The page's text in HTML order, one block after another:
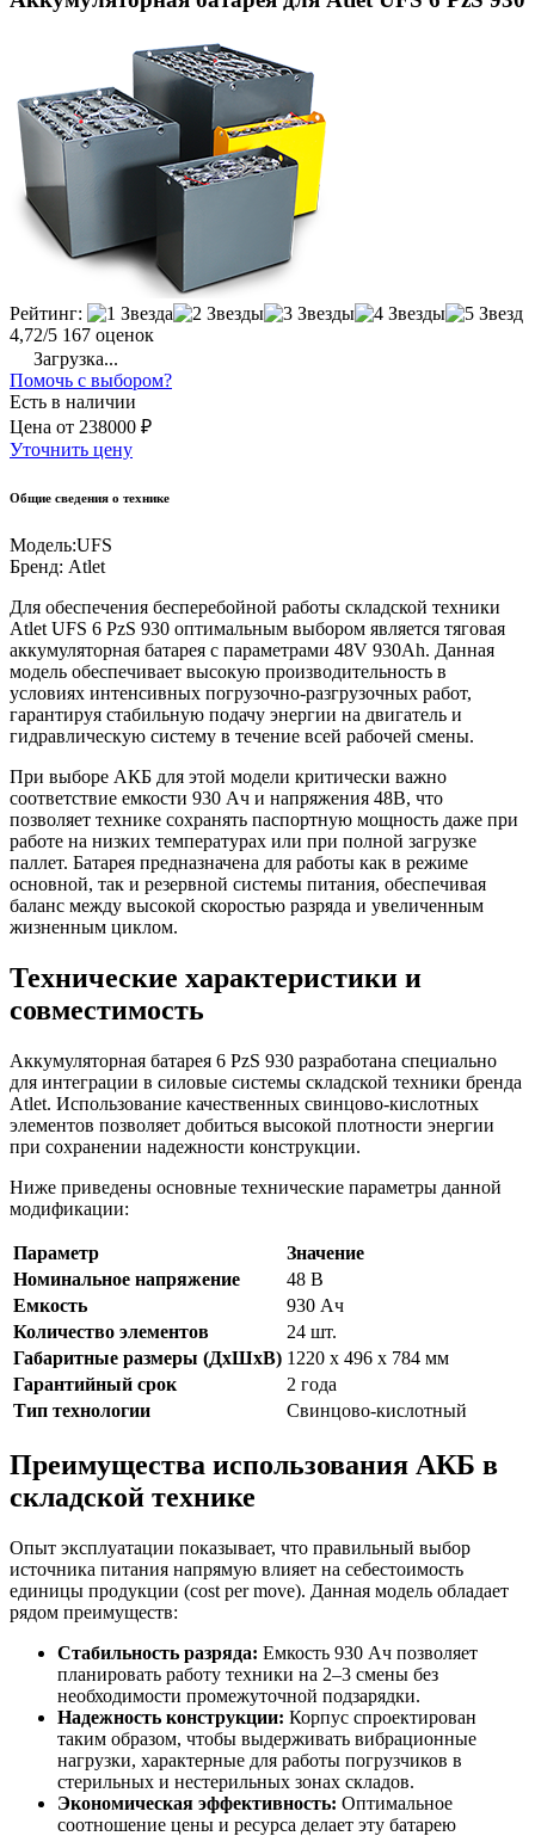
Рейтинг:
4,72/5 167 оценок
Загрузка...
Помочь с выбором?
Есть в наличии
Цена от 238000 ₽
Уточнить цену
Общие сведения о технике
Модель:UFS
Бренд: Atlet
Для обеспечения бесперебойной работы складской техники
Atlet UFS 6 PzS 930 оптимальным выбором является тяговая
аккумуляторная батарея с параметрами 48V 930Ah. Данная
модель обеспечивает высокую производительность в
условиях интенсивных погрузочно-разгрузочных работ,
гарантируя стабильную подачу энергии на двигатель и
гидравлическую систему в течение всей рабочей смены.
При выборе АКБ для этой модели критически важно
соответствие емкости 930 Ач и напряжения 48В, что
позволяет технике сохранять паспортную мощность даже при
работе на низких температурах или при полной загрузке
паллет. Батарея предназначена для работы как в режиме
основной, так и резервной системы питания, обеспечивая
баланс между высокой скоростью разряда и увеличенным
жизненным циклом.
Технические характеристики и
совместимость
Аккумуляторная батарея 6 PzS 930 разработана специально
для интеграции в силовые системы складской техники бренда
Atlet. Использование качественных свинцово-кислотных
элементов позволяет добиться высокой плотности энергии
при сохранении надежности конструкции.
Ниже приведены основные технические параметры данной
модификации:
Параметр
Значение
Номинальное напряжение
48 В
Емкость
930 Ач
Количество элементов
24 шт.
Габаритные размеры (ДхШхВ) 1220 x 496 x 784 мм
Гарантийный срок
2 года
Тип технологии
Свинцово-кислотный
Преимущества использования АКБ в
складской технике
Опыт эксплуатации показывает, что правильный выбор
источника питания напрямую влияет на себестоимость
единицы продукции (cost per move). Данная модель обладает
рядом преимуществ:
Стабильность разряда: Емкость 930 Ач позволяет
планировать работу техники на 2–3 смены без
необходимости промежуточной подзарядки.
Надежность конструкции: Корпус спроектирован
таким образом, чтобы выдерживать вибрационные
нагрузки, характерные для работы погрузчиков в
стерильных и нестерильных зонах складов.
Экономическая эффективность: Оптимальное
соотношение цены и ресурса делает эту батарею